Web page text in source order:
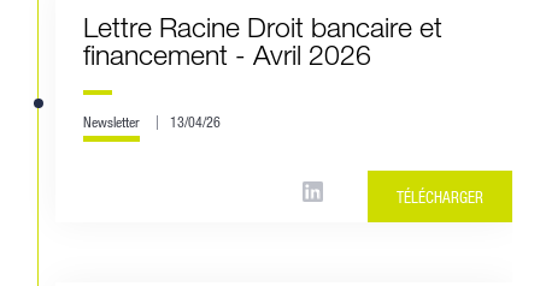
Lettre Racine Droit bancaire et
financement - Avril 2026
Newsletter 13/04/26
TÉLÉCHARGER